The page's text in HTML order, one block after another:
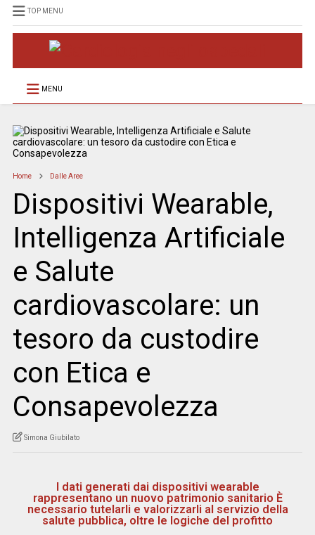
TOP MENU
MENU
Home Dalle Aree
Dispositivi Wearable,
Intelligenza Artificiale
e Salute
cardiovascolare: un
tesoro da custodire
con Etica e
Consapevolezza
Simona Giubilato
I dati generati dai dispositivi wearable
rappresentano un nuovo patrimonio sanitario È
necessario tutelarli e valorizzarli al servizio della
salute pubblica, oltre le logiche del profitto